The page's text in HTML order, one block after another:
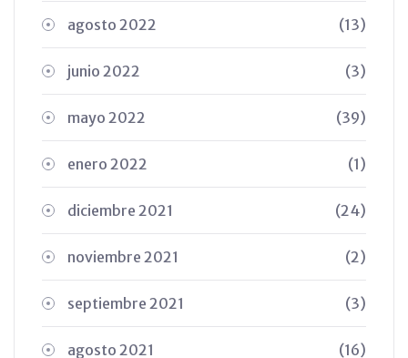
agosto 2022 (13)
junio 2022 (3)
mayo 2022 (39)
enero 2022 (1)
diciembre 2021 (24)
noviembre 2021 (2)
septiembre 2021 (3)
agosto 2021 (16)